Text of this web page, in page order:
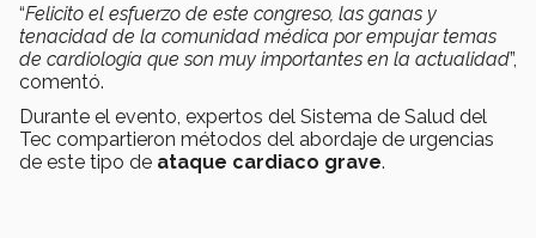
“Felicito el esfuerzo de este congreso, las ganas y
tenacidad de la comunidad médica por empujar temas
de cardiología que son muy importantes en la actualidad”,
comentó.
Durante el evento, expertos del Sistema de Salud del
Tec compartieron métodos del abordaje de urgencias
de este tipo de ataque cardiaco grave.